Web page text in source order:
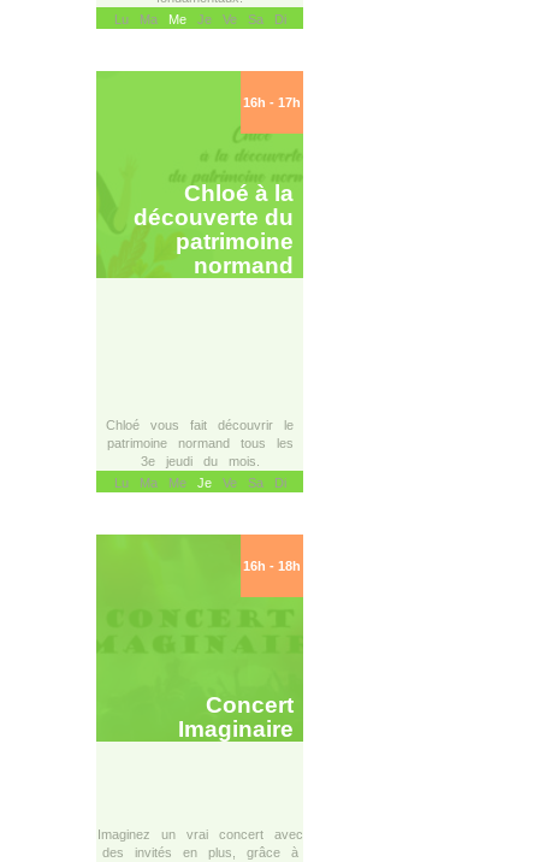
Lu Ma
MeJe Ve Sa Di
16h - 17h
Chloé à la
découverte du
patrimoine
normand
Chloé vous fait découvrir le
patrimoine normand tous les
3e jeudi du mois.
Lu Ma Me JeVe Sa Di
16h - 18h
Concert
Imaginaire
Imaginez un vrai concert avec
des invités en plus, grâce à